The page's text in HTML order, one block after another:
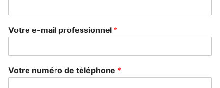
Votre e-mail professionnel *
Votre numéro de téléphone *